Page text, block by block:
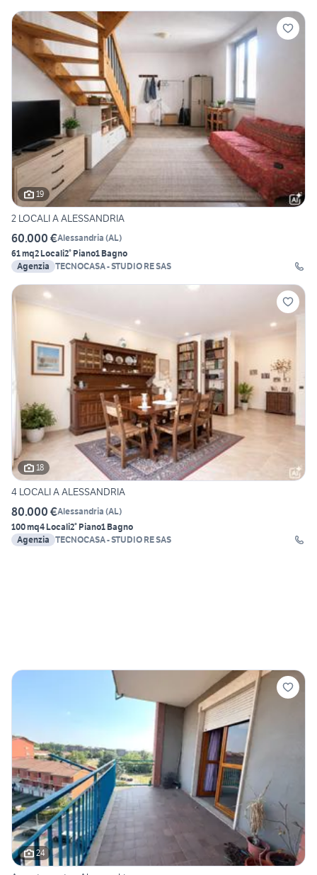
19
2 LOCALI A ALESSANDRIA
60.000 €Alessandria (AL)
61 mq2 Locali2° Piano1 Bagno
Agenzia TECNOCASA - STUDIO RE SAS
18
4 LOCALI A ALESSANDRIA
80.000 €Alessandria (AL)
100 mq4 Locali2° Piano1 Bagno
Agenzia TECNOCASA - STUDIO RE SAS
24